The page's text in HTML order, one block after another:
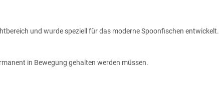
und wurde speziell für das moderne Spoonfischen entwickelt.
in Bewegung gehalten werden müssen.